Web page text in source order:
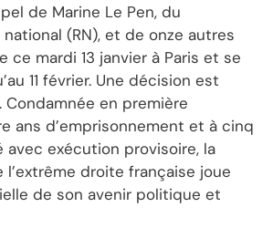
de Marine Le Pen, du
(RN), et de onze autres
ce mardi 13 janvier à Paris et se
11 février. Une décision est
Condamnée en première
ans d’emprisonnement et à cinq
avec exécution provisoire, la
droite française joue
de son avenir politique et